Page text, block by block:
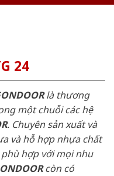
24
là thương
một chuỗi các hệ
. Chuyên sản xuất và
và hỗ hợp nhựa chất
hợp với mọi nhu
còn có